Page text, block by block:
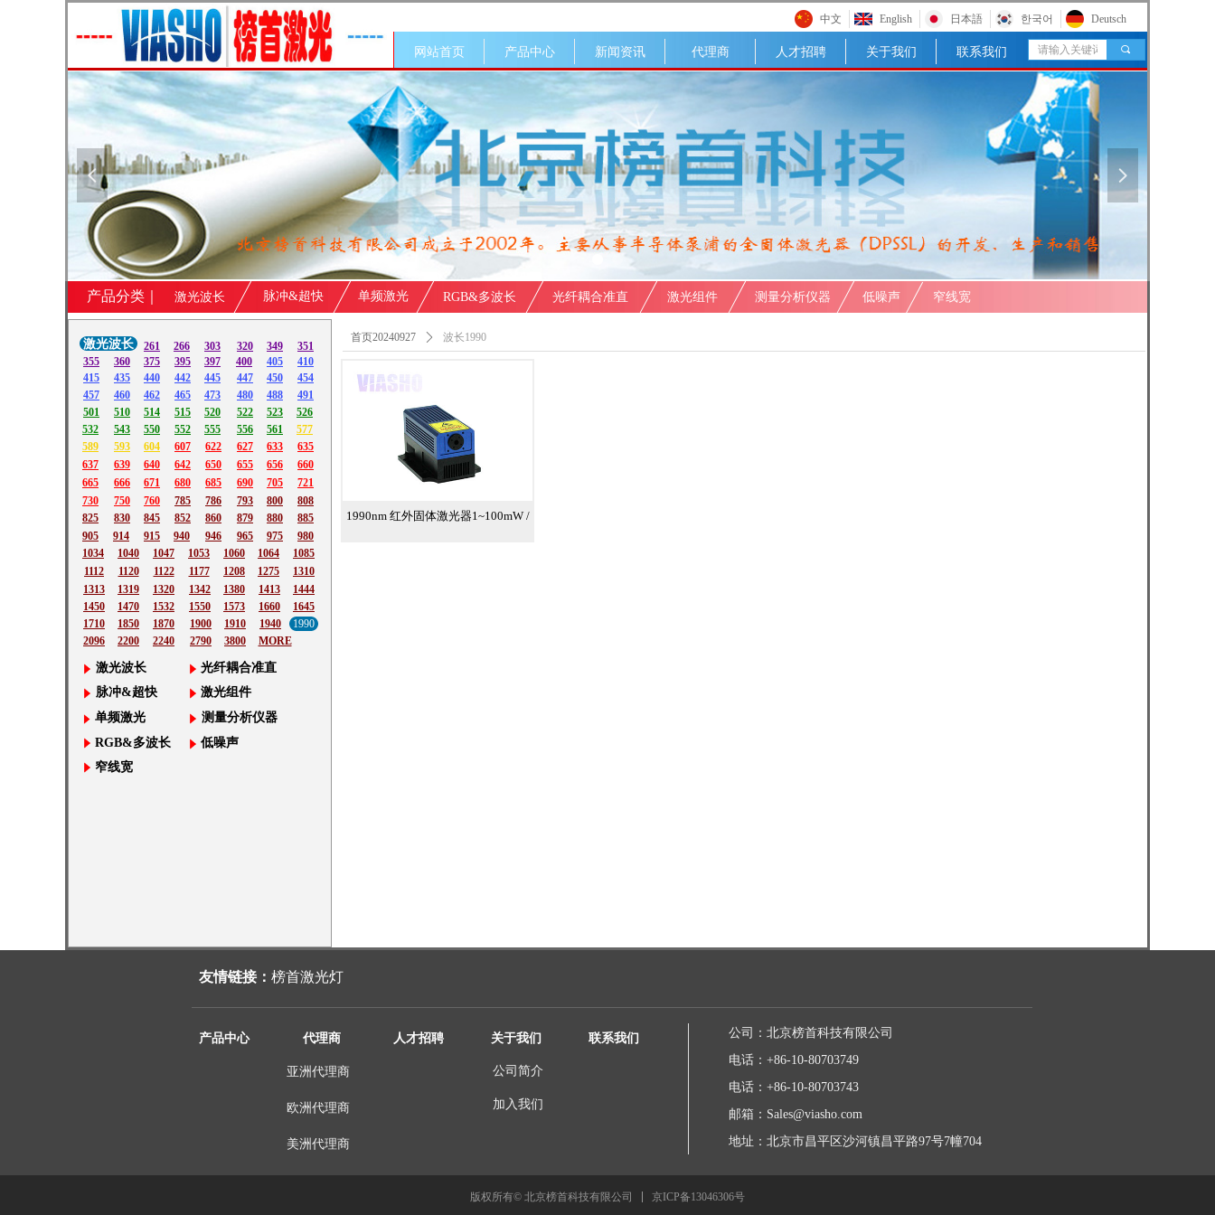
넳 넲
끠
网站首页 产品中心 新闻资讯 代理商 人才招聘 关于我们 联系我们
中文 English 日本語 한국어 Deutsch
1990nm 红外固体激光器1~100mW /
首页20240927 ꄲ 波长1990
261
532
266 303 320 349
351
355
360 375 395 397 400 405
410
415
435 440 442 445 447 450
454
491
488
480
473
465
462
460
457
501
510 514 515 520 522
523
543
550 552 555 556 561
526
577
604
593
589 607 622 627 633
635
637
639 640 642 650 655 656
660
666
671 680 685 690 705
721
750
760
730
665
785
786 793 800
808
825
830 845 852 860 880
879
914
885
915
940 946 965 975 980
905
1034
1040 1047 1053 1060 1064
1085
1275
1208
1177
1122
1120
1112
1310
1413
1380 1444
1342
1320
1319
1313
1660
1645
1573
1550
1532
1470
1450
1940
1910
1900
1870
1850
1710
2790
2200 3800
2096
1990
MORE
单频激光
光纤耦合准直
激光波长
脉冲&超快
RGB&多波长
激光组件
测量分析仪器
低噪声
窄线宽
2240
激光波长
产品分类｜ 激光波长 脉冲&超快 单频激光 RGB&多波长 光纤耦合准直 激光组件 测量分析仪器 低噪声 窄线宽
产品中心 代理商 人才招聘 关于我们 联系我们
亚洲代理商
欧洲代理商
美洲代理商
公司简介
加入我们
公司： 北京榜首科技有限公司
电话： +86-10-80703749
电话： +86-10-80703743
邮箱： Sales@viasho.com
地址： 北京市昌平区沙河镇昌平路97号7幢704
友情链接： 榜首激光灯
版权所有© 北京榜首科技有限公司 京ICP备13046306号